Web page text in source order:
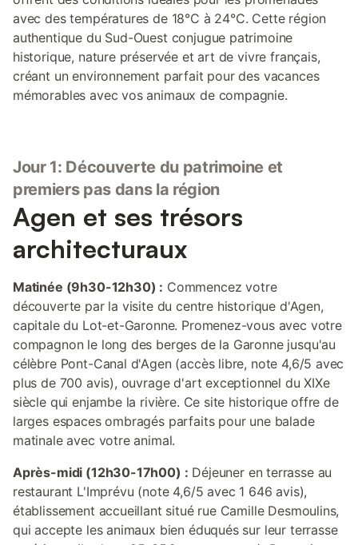
avec des températures de 18°C à 24°C. Cette région
authentique du Sud-Ouest conjugue patrimoine
historique, nature préservée et art de vivre français,
créant un environnement parfait pour des vacances
mémorables avec vos animaux de compagnie.
Jour 1: Découverte du patrimoine et
premiers pas dans la région
Agen et ses trésors
architecturaux
Matinée (9h30-12h30) : Commencez votre
découverte par la visite du centre historique d'Agen,
capitale du Lot-et-Garonne. Promenez-vous avec votre
compagnon le long des berges de la Garonne jusqu'au
célèbre Pont-Canal d'Agen (accès libre, note 4,6/5 avec
plus de 700 avis), ouvrage d'art exceptionnel du XIXe
siècle qui enjambe la rivière. Ce site historique offre de
larges espaces ombragés parfaits pour une balade
matinale avec votre animal.
Après-midi (12h30-17h00) : Déjeuner en terrasse au
restaurant L'Imprévu (note 4,6/5 avec 1 646 avis),
établissement accueillant situé rue Camille Desmoulins,
qui accepte les animaux bien éduqués sur leur terrasse